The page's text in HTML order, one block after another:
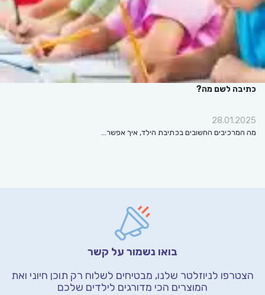
כתיבה לשם מה?
28.01.2025
מה המרכיבים החשובים בכתיבת הילד, איך אפשר…
בואו נשמור על קשר
הצטרפו לניוזלטר שלנו, מבטיחים לשלוח רק תוכן חיוני ואת
המוצרים הכי מדורגים לילדים שלכם